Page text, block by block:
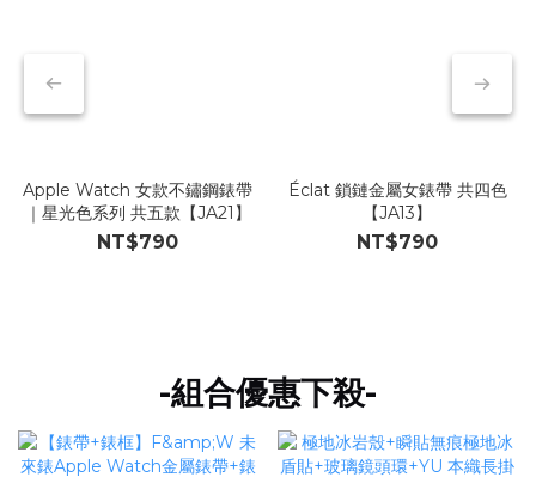
Apple Watch 女款不鏽鋼錶帶
｜星光色系列 共五款【JA21】
NT$790
Éclat 鎖鏈金屬女錶帶 共四色
【JA13】
NT$790
-組合優惠下殺-